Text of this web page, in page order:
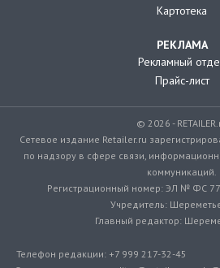
Картотека
РЕКЛАМА
Рекламный
Прайс-лист
© 2026 -
Сетевое издание Retailer.ru
по надзору в сфере связи,
коммуникаций.
Регистрационный номер: ЭЛ № ФС
Учредитель:
Главный редактор:
Телефон редакции: +7 999 217-32-45